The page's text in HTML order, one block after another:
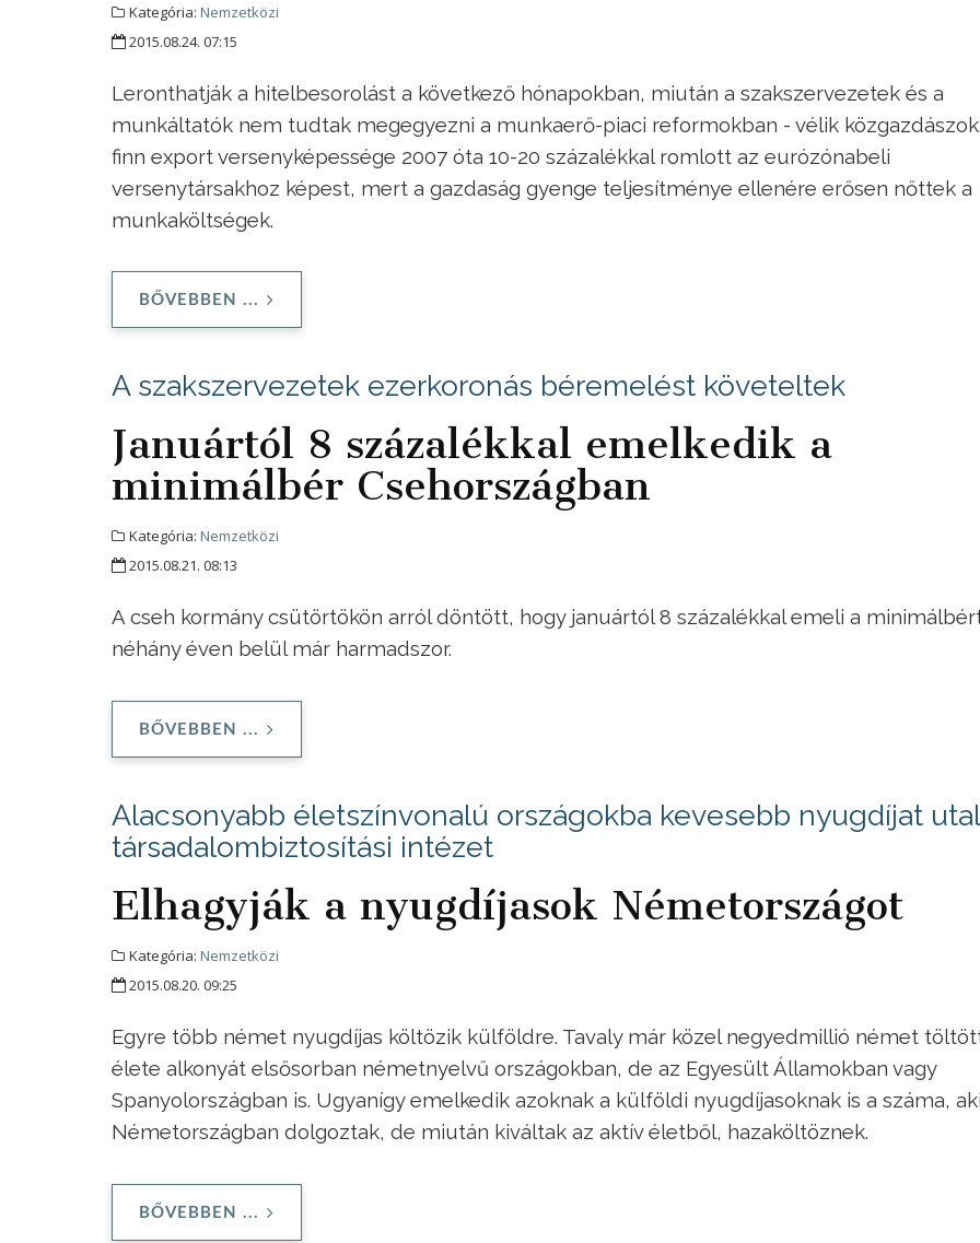
Kategória: Nemzetközi
2015.08.24. 07:15
Leronthatják a hitelbesorolást a következő hónapokban, miután a szakszervezetek és a
munkáltatók nem tudtak megegyezni a munkaerő-piaci reformokban - vélik
finn export versenyképessége 2007 óta 10-20 százalékkal romlott az eurózónabeli
versenytársakhoz képest, mert a gazdaság gyenge teljesítménye ellenére erősen nőttek a
munkaköltségek.
BŐVEBBEN ...
A szakszervezetek ezerkoronás béremelést követeltek
Januártól 8 százalékkal emelkedik a
minimálbér Csehországban
Kategória: Nemzetközi
2015.08.21. 08:13
A cseh kormány csütörtökön arról döntött, hogy januártól 8 százalékkal emeli a
néhány éven belül már harmadszor.
BŐVEBBEN ...
Alacsonyabb életszínvonalú országokba kevesebb nyugdíjat
társadalombiztosítási intézet
Elhagyják a nyugdíjasok Németországot
Kategória: Nemzetközi
2015.08.20. 09:25
Egyre több német nyugdíjas költözik külföldre. Tavaly már közel negyedmillió német
élete alkonyát elsősorban németnyelvű országokban, de az Egyesült Államokban vagy
Spanyolországban is. Ugyanígy emelkedik azoknak a külföldi nyugdíjasoknak is a száma,
Németországban dolgoztak, de miután kiváltak az aktív életből, hazaköltöznek.
BŐVEBBEN ...